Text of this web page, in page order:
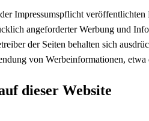
Impressumspflicht veröffentlichten
angeforderter Werbung und
der Seiten behalten sich
von Werbeinformationen,
dieser Website